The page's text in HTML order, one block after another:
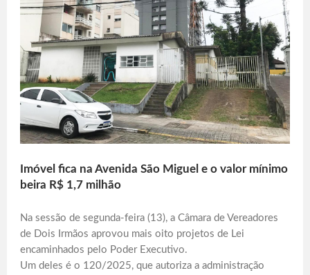
Imóvel fica na Avenida São Miguel e o valor mínimo
beira R$ 1,7 milhão
Na sessão de segunda-feira (13), a Câmara de Vereadores
de Dois Irmãos aprovou mais oito projetos de Lei
encaminhados pelo Poder Executivo.
Um deles é o 120/2025, que autoriza a administração